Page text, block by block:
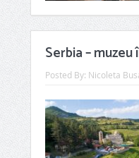
Serbia –
Posted By: Nicoleta